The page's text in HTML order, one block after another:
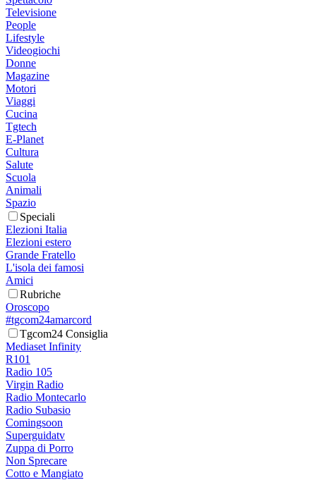
Televisione
People
Lifestyle
Videogiochi
Donne
Magazine
Motori
Viaggi
Cucina
Tgtech
E-Planet
Cultura
Salute
Scuola
Animali
Spazio
Speciali
Elezioni Italia
Elezioni estero
Grande Fratello
L'isola dei famosi
Amici
Rubriche
Oroscopo
#tgcom24amarcord
Tgcom24 Consiglia
Mediaset Infinity
R101
Radio 105
Virgin Radio
Radio Montecarlo
Radio Subasio
Comingsoon
Superguidatv
Zuppa di Porro
Non Sprecare
Cotto e Mangiato